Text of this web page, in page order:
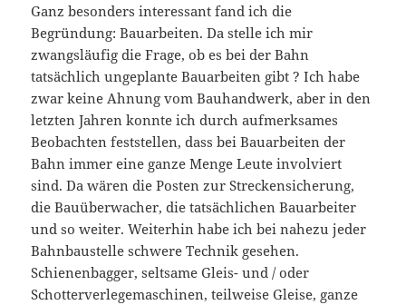
Ganz besonders interessant fand ich die
Begründung: Bauarbeiten. Da stelle ich mir
zwangsläufig die Frage, ob es bei der Bahn
tatsächlich ungeplante Bauarbeiten gibt ? Ich habe
zwar keine Ahnung vom Bauhandwerk, aber in den
letzten Jahren konnte ich durch aufmerksames
Beobachten feststellen, dass bei Bauarbeiten der
Bahn immer eine ganze Menge Leute involviert
sind. Da wären die Posten zur Streckensicherung,
die Bauüberwacher, die tatsächlichen Bauarbeiter
und so weiter. Weiterhin habe ich bei nahezu jeder
Bahnbaustelle schwere Technik gesehen.
Schienenbagger, seltsame Gleis- und / oder
Schotterverlegemaschinen, teilweise Gleise, ganze